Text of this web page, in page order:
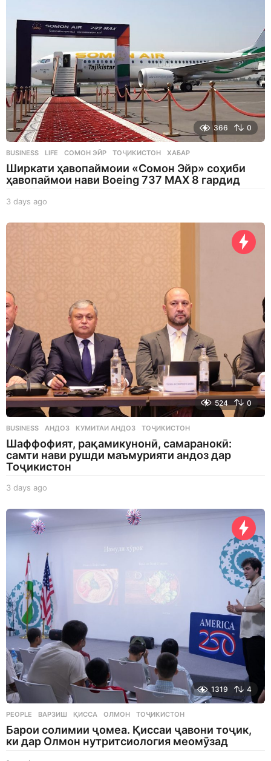
366 0
BUSINESS ,LIFE СОМОН ЭЙР ,ТОҶИКИСТОН ,ХАБАР
Ширкати ҳавопаймоии «Сомон Эйр» соҳиби
ҳавопаймои нави Boeing 737 MAX 8 гардид
3 days ago
a
524 0
BUSINESS АНДОЗ ,КУМИТАИ АНДОЗ ,ТОҶИКИСТОН
Шаффофият, рақамикунонӣ, самаранокӣ:
самти нави рушди маъмурияти андоз дар
Тоҷикистон
3 days ago
a
g
o
1319 4
PEOPLE ВАРЗИШ ,ҚИССА ,ОЛМОН ,ТОҶИКИСТОН
Барои солимии ҷомеа. Қиссаи ҷавони тоҷик,
ки дар Олмон нутритсиология меомӯзад